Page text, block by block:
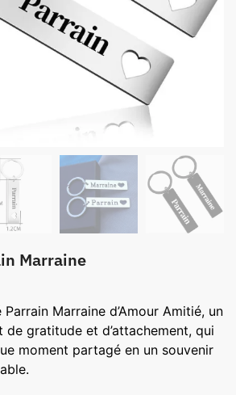
Marraine
:
€
€
Marraine d’Amour Amitié, un
de gratitude et d’attachement, qui
moment partagé en un souvenir